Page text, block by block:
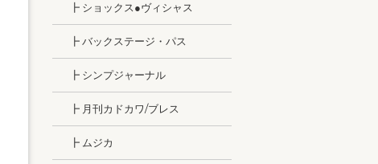
┣ ショックス●ヴィシャス
┣ バックステージ・パス
┣ シンプジャーナル
┣ 月刊カドカワ/ブレス
┣ ムジカ